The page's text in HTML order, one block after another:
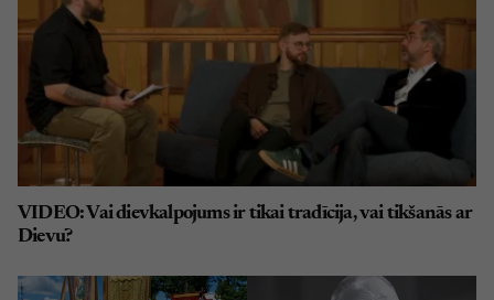
VIDEO: Vai dievkalpojums ir tikai tradīcija, vai tikšanās ar
Dievu?